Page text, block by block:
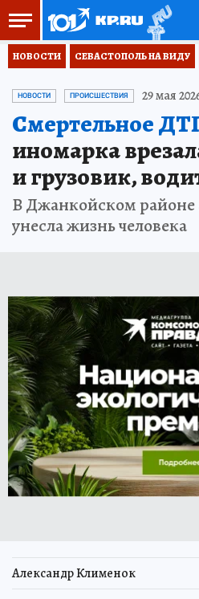
НОВОСТИ СЕВАСТОПОЛЬ НА ВИДУ
НОВОСТИ ПРОИСШЕСТВИЯ 29 мая
Смертельное
иномарка
и грузовик,
В Джанкойском районе
унесла жизнь человека
Александр Клименок